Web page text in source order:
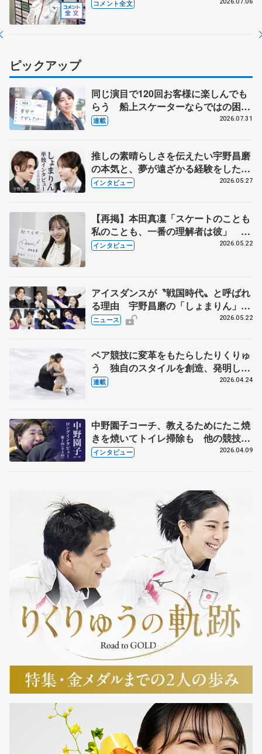
コメント全文 2026.07.06
ピックアップ
同じ演目で120回お客様に楽しんでも
らう 船上スケーターならではの困難
とは 影響あったPIW前キャプテン松
連載 2026.07.31
推しの素晴らしさを伝えたい宇野昌磨
の本気と、夢が遠ざかる経験をした本
田真凜の覚悟
インタビュー 2026.05.27
【再掲】本田真凜「スケートのことも
私のことも、一番の理解者は彼」 引
退時の単独インタビューで語った競技
インタビュー 2026.05.22
アイスダンスが〝戦国時代〟と呼ばれ
る理由 宇野昌磨の「しょまりん」ら
実力者が相次いで参戦 国内の競争激
ニュース 2026.05.22
ペア競技に変革をもたらしたりくりゅ
う 独自のスタイルを創造、発明した
【引退発表後②】
連載 2026.04.24
中野園子コーチ、教えるためにたこ焼
きを焼いてトイレ掃除も 他の競技に
も通用するという坂本花織の筋肉
インタビュー 2026.04.09